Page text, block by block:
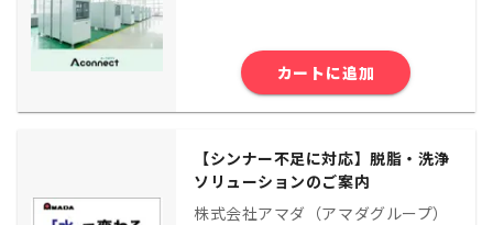
カートに追加
【シンナー不足に対応】脱脂・洗浄
ソリューションのご案内
株式会社アマダ（アマダグループ）